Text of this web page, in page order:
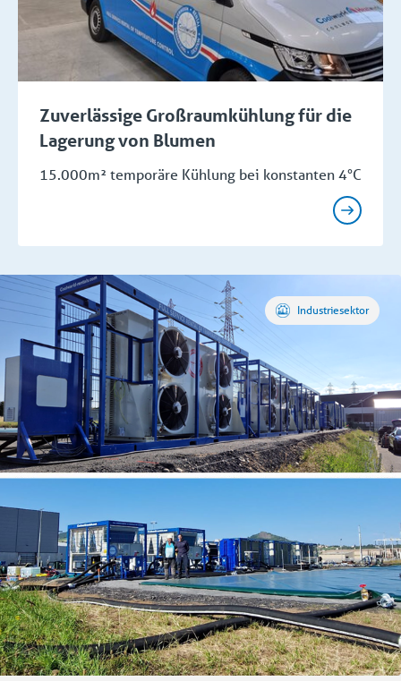
Zuverlässige Großraumkühlung für die
Lagerung von Blumen
15.000m² temporäre Kühlung bei konstanten 4°C
Industriesektor